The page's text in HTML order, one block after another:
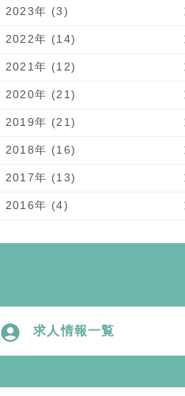
2023年 (3)
2022年 (14)
2021年 (12)
2020年 (21)
2019年 (21)
2018年 (16)
2017年 (13)
2016年 (4)
account_circle 求人情報一覧